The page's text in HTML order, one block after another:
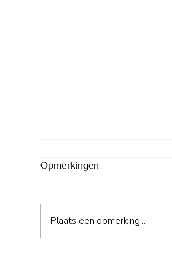
Le Petit Mas d'Ile
Opmerkingen
Plaats een opmerking...